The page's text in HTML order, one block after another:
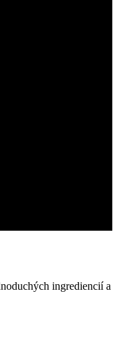
ingrediencií